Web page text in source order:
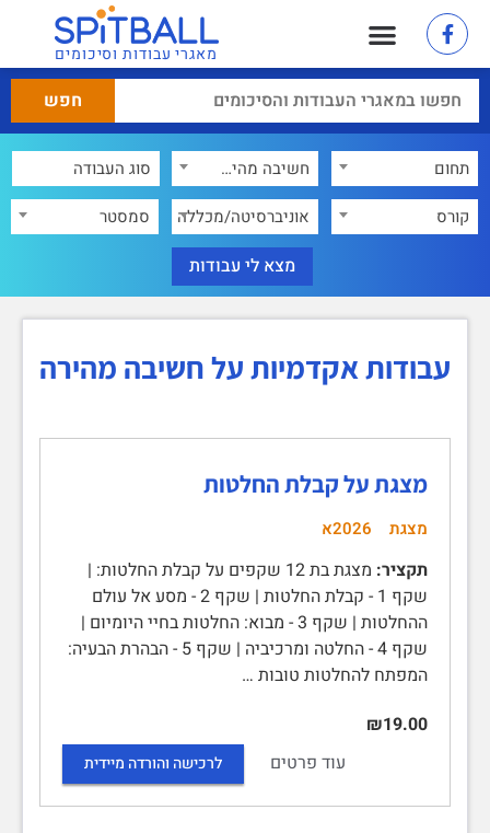
מאגרי עבודות וסיכומים
תחום
חשיבה מהירה
קורס
אוניברסיטה/מכללה סמסטר
עבודות אקדמיות על חשיבה מהירה
מצגת על קבלת החלטות
מצגת 2026א
תקציר:
מצגת בת 12 שקפים על קבלת החלטות: |
שקף 1 - קבלת החלטות | שקף 2 - מסע אל עולם
ההחלטות | שקף 3 - מבוא: החלטות בחיי היומיום |
שקף 4 - החלטה ומרכיביה | שקף 5 - הבהרת הבעיה:
המפתח להחלטות טובות …
₪19.00
עוד פרטים
לרכישה והורדה מיידית